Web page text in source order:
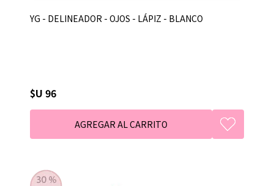
YG - DELINEADOR - OJOS - LÁPIZ - BLANCO
$U 96